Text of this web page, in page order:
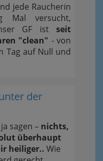
jede Raucherin
Mal versucht,
GF ist seit
"clean" - von
Tag auf Null und
der
sagen – nichts,
überhaupt
heiliger.. Wie